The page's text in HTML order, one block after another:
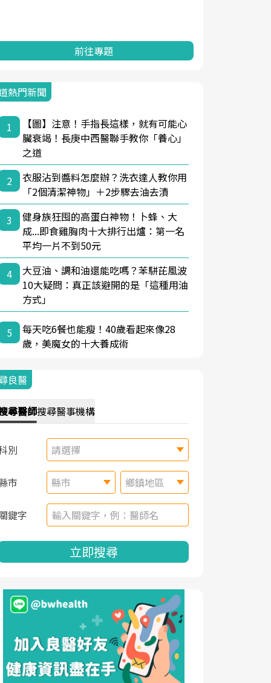
前往專題
熱門新聞
1
【圖】注意！手指長這樣，就有可能心
臟衰竭！長庚中西醫聯手教你「養心」
之道
2
衣服沾到醬料怎麼辦？洗衣達人教你用
「2個清潔神物」＋2步驟去油去漬
3
健身族狂囤的高蛋白神物！卜蜂、大
成...即食雞胸肉十大排行出爐：第一名
平均一片不到50元
4
大豆油、調和油還能吃嗎？苯駢芘風波
10大疑問：真正該避開的是「這種用油
方式」
5
每天吃6餐也能瘦！40歲看起來像28
歲，美魔女的十大養成術
良醫
尋醫師搜尋醫事機構
別 請選擇
市 縣市 鄉鎮地區
鍵字
立即搜尋